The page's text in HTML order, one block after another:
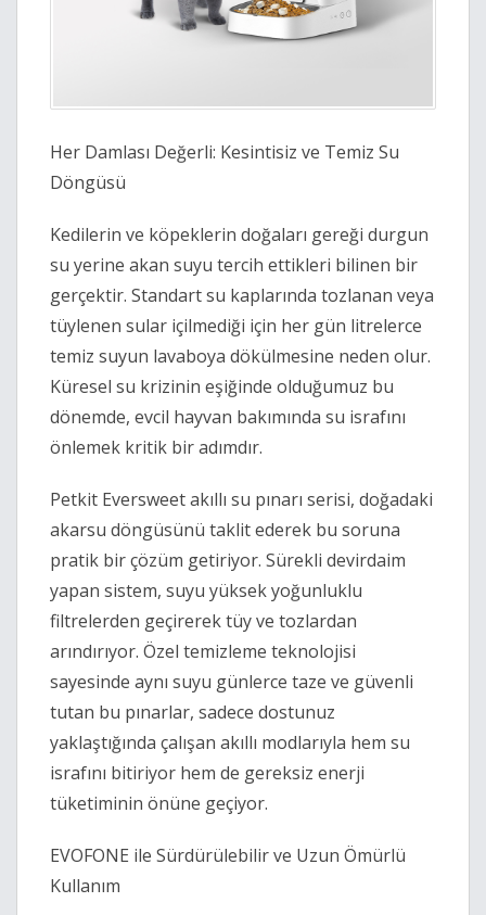
Her Damlası Değerli: Kesintisiz ve Temiz Su
Döngüsü
Kedilerin ve köpeklerin doğaları gereği durgun
su yerine akan suyu tercih ettikleri bilinen bir
gerçektir. Standart su kaplarında tozlanan veya
tüylenen sular içilmediği için her gün litrelerce
temiz suyun lavaboya dökülmesine neden olur.
Küresel su krizinin eşiğinde olduğumuz bu
dönemde, evcil hayvan bakımında su israfını
önlemek kritik bir adımdır.
Petkit Eversweet akıllı su pınarı serisi, doğadaki
akarsu döngüsünü taklit ederek bu soruna
pratik bir çözüm getiriyor. Sürekli devirdaim
yapan sistem, suyu yüksek yoğunluklu
filtrelerden geçirerek tüy ve tozlardan
arındırıyor. Özel temizleme teknolojisi
sayesinde aynı suyu günlerce taze ve güvenli
tutan bu pınarlar, sadece dostunuz
yaklaştığında çalışan akıllı modlarıyla hem su
israfını bitiriyor hem de gereksiz enerji
tüketiminin önüne geçiyor.
EVOFONE ile Sürdürülebilir ve Uzun Ömürlü
Kullanım